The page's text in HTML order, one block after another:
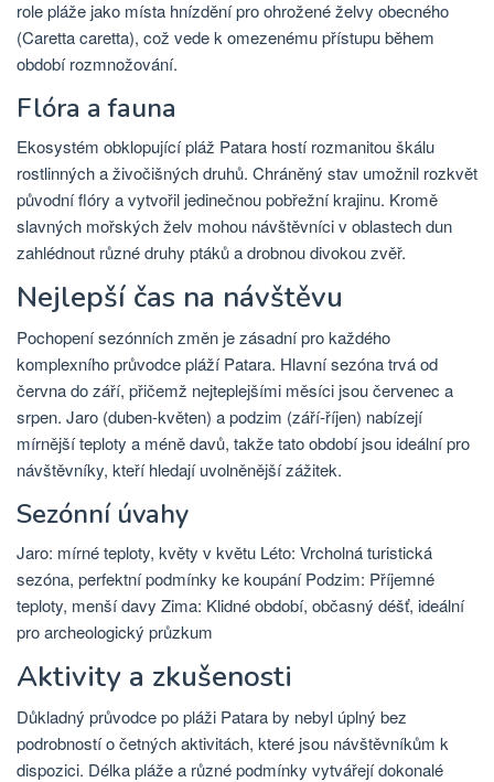
role pláže jako místa hnízdění pro ohrožené želvy obecného
(Caretta caretta), což vede k omezenému přístupu během
období rozmnožování.
Flóra a fauna
Ekosystém obklopující pláž Patara hostí rozmanitou škálu
rostlinných a živočišných druhů. Chráněný stav umožnil rozkvět
původní flóry a vytvořil jedinečnou pobřežní krajinu. Kromě
slavných mořských želv mohou návštěvníci v oblastech dun
zahlédnout různé druhy ptáků a drobnou divokou zvěř.
Nejlepší čas na návštěvu
Pochopení sezónních změn je zásadní pro každého
komplexního průvodce pláží Patara. Hlavní sezóna trvá od
června do září, přičemž nejteplejšími měsíci jsou červenec a
srpen. Jaro (duben-květen) a podzim (září-říjen) nabízejí
mírnější teploty a méně davů, takže tato období jsou ideální pro
návštěvníky, kteří hledají uvolněnější zážitek.
Sezónní úvahy
Jaro: mírné teploty, květy v květu Léto: Vrcholná turistická
sezóna, perfektní podmínky ke koupání Podzim: Příjemné
teploty, menší davy Zima: Klidné období, občasný déšť, ideální
pro archeologický průzkum
Aktivity a zkušenosti
Důkladný průvodce po pláži Patara by nebyl úplný bez
podrobností o četných aktivitách, které jsou návštěvníkům k
dispozici. Délka pláže a různé podmínky vytvářejí dokonalé